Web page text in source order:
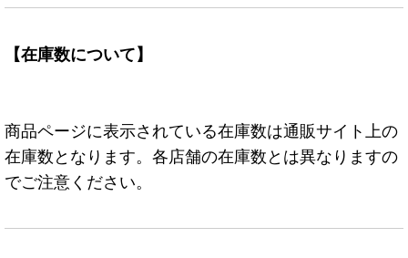
【在庫数について】
商品ページに表示されている在庫数は通販サイト上の
在庫数となります。各店舗の在庫数とは異なりますの
でご注意ください。